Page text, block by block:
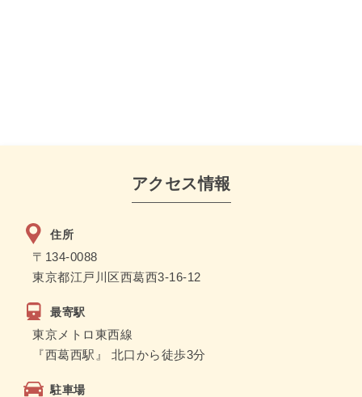
アクセス情報
住所
〒134-0088
東京都江戸川区西葛西3-16-12
最寄駅
東京メトロ東西線
『西葛西駅』 北口から徒歩3分
駐車場